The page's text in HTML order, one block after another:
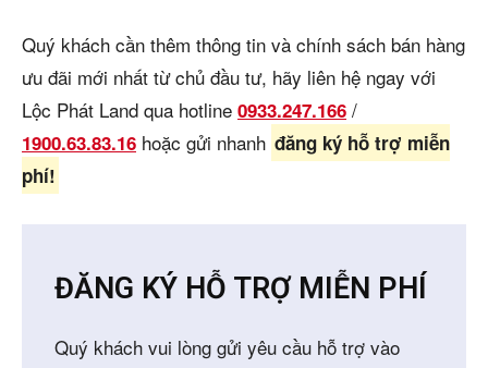
Quý khách cần thêm thông tin và chính sách bán hàng
ưu đãi mới nhất từ chủ đầu tư, hãy liên hệ ngay với
Lộc Phát Land qua hotline 0933.247.166 /
1900.63.83.16 hoặc gửi nhanh đăng ký hỗ trợ miễn
phí!
ĐĂNG KÝ HỖ TRỢ MIỄN PHÍ
Quý khách vui lòng gửi yêu cầu hỗ trợ vào